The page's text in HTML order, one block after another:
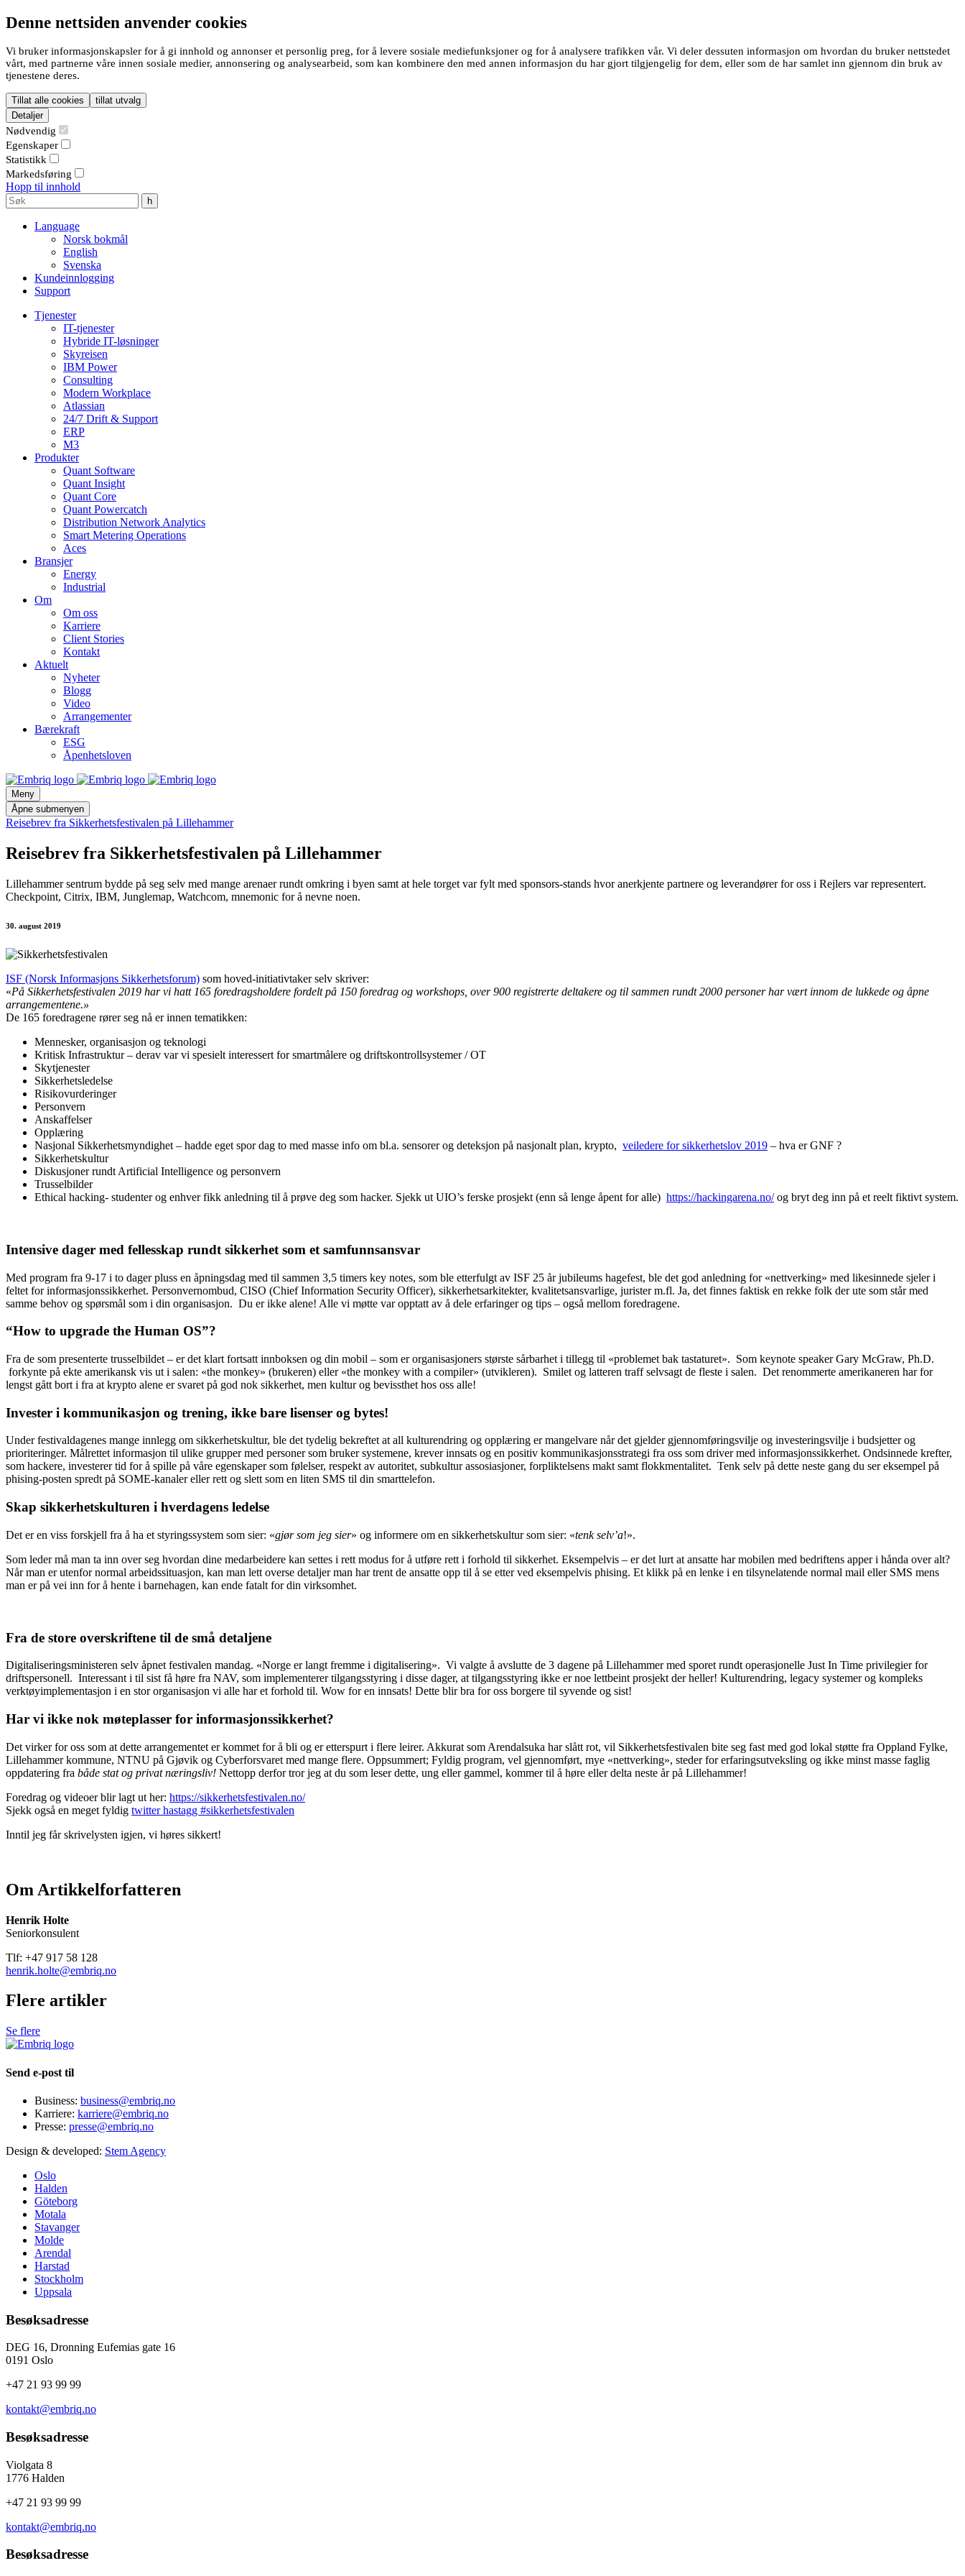
Denne nettsiden anvender cookies
Vi bruker informasjonskapsler for å gi innhold og annonser et personlig preg, for å levere sosiale mediefunksjoner og for å analysere trafikken vår. Vi deler dessuten informasjon om hvordan du bruker nettstedet
vårt, med partnerne våre innen sosiale medier, annonsering og analysearbeid, som kan kombinere den med annen informasjon du har gjort tilgjengelig for dem, eller som de har samlet inn gjennom din bruk av
tjenestene deres.
Tillat alle cookies
tillat utvalg
Detaljer
Nødvendig
Egenskaper
Statistikk
Markedsføring
Hopp til innhold
Language
Norsk bokmål
English
Svenska
Kundeinnlogging
Support
Tjenester
IT-tjenester
Hybride IT-løsninger
Skyreisen
IBM Power
Consulting
Modern Workplace
Atlassian
24/7 Drift & Support
ERP
M3
Produkter
Quant Software
Quant Insight
Quant Core
Quant Powercatch
Distribution Network Analytics
Smart Metering Operations
Aces
Bransjer
Energy
Industrial
Om
Om oss
Karriere
Client Stories
Kontakt
Aktuelt
Nyheter
Blogg
Video
Arrangementer
Bærekraft
ESG
Åpenhetsloven
Meny
Åpne submenyen
Reisebrev fra Sikkerhetsfestivalen på Lillehammer
Reisebrev fra Sikkerhetsfestivalen på Lillehammer
Lillehammer sentrum bydde på seg selv med mange arenaer rundt omkring i byen samt at hele torget var fylt med sponsors-stands hvor anerkjente partnere og leverandører for oss i Rejlers var representert.
Checkpoint, Citrix, IBM, Junglemap, Watchcom, mnemonic for å nevne noen.
30. august 2019
ISF (Norsk Informasjons Sikkerhetsforum) som hoved-initiativtaker selv skriver:
«På Sikkerhetsfestivalen 2019 har vi hatt 165 foredragsholdere fordelt på 150 foredrag og workshops, over 900 registrerte deltakere og til sammen rundt 2000 personer har vært innom de lukkede og åpne
arrangementene.»
De 165 foredragene rører seg nå er innen tematikken:
Mennesker, organisasjon og teknologi
Kritisk Infrastruktur – derav var vi spesielt interessert for smartmålere og driftskontrollsystemer / OT
Skytjenester
Sikkerhetsledelse
Risikovurderinger
Personvern
Anskaffelser
Opplæring
Nasjonal Sikkerhetsmyndighet – hadde eget spor dag to med masse info om bl.a. sensorer og deteksjon på nasjonalt plan, krypto, veiledere for sikkerhetslov 2019 – hva er GNF ?
Sikkerhetskultur
Diskusjoner rundt Artificial Intelligence og personvern
Trusselbilder
Ethical hacking- studenter og enhver fikk anledning til å prøve deg som hacker. Sjekk ut UIO’s ferske prosjekt (enn så lenge åpent for alle) https://hackingarena.no/og bryt deg inn på et reelt fiktivt system.
Intensive dager med fellesskap rundt sikkerhet som et samfunnsansvar
Med program fra 9-17 i to dager pluss en åpningsdag med til sammen 3,5 timers key notes, som ble etterfulgt av ISF 25 år jubileums hagefest, ble det god anledning for «nettverking» med likesinnede sjeler i
feltet for informasjonssikkerhet. Personvernombud, CISO (Chief Information Security Officer), sikkerhetsarkitekter, kvalitetsansvarlige, jurister m.fl. Ja, det finnes faktisk en rekke folk der ute som står med
samme behov og spørsmål som i din organisasjon. Du er ikke alene! Alle vi møtte var opptatt av å dele erfaringer og tips – også mellom foredragene.
“How to upgrade the Human OS”?
Fra de som presenterte trusselbildet – er det klart fortsatt innboksen og din mobil – som er organisasjoners største sårbarhet i tillegg til «problemet bak tastaturet». Som keynote speaker Gary McGraw, Ph.D.
forkynte på ekte amerikansk vis ut i salen: «the monkey» (brukeren) eller «the monkey with a compiler» (utvikleren). Smilet og latteren traff selvsagt de fleste i salen. Det renommerte amerikaneren har for
lengst gått bort i fra at krypto alene er svaret på god nok sikkerhet, men kultur og bevissthet hos oss alle!
Invester i kommunikasjon og trening, ikke bare lisenser og bytes!
Under festivaldagenes mange innlegg om sikkerhetskultur, ble det tydelig bekreftet at all kulturendring og opplæring er mangelvare når det gjelder gjennomføringsvilje og investeringsvilje i budsjetter og
prioriteringer. Målrettet informasjon til ulike grupper med personer som bruker systemene, krever innsats og en positiv kommunikasjonsstrategi fra oss som driver med informasjonssikkerhet. Ondsinnede krefter,
som hackere, investerer tid for å spille på våre egenskaper som følelser, respekt av autoritet, subkultur assosiasjoner, forpliktelsens makt samt flokkmentalitet. Tenk selv på dette neste gang du ser eksempel på
phising-posten spredt på SOME-kanaler eller rett og slett som en liten SMS til din smarttelefon.
Skap sikkerhetskulturen i hverdagens ledelse
Det er en viss forskjell fra å ha et styringssystem som sier: «gjør som jeg sier» og informere om en sikkerhetskultur som sier: «tenk selv’a!».
Som leder må man ta inn over seg hvordan dine medarbeidere kan settes i rett modus for å utføre rett i forhold til sikkerhet. Eksempelvis – er det lurt at ansatte har mobilen med bedriftens apper i hånda over alt?
Når man er utenfor normal arbeidssituasjon, kan man lett overse detaljer man har trent de ansatte opp til å se etter ved eksempelvis phising. Et klikk på en lenke i en tilsynelatende normal mail eller SMS mens
man er på vei inn for å hente i barnehagen, kan ende fatalt for din virksomhet.
Fra de store overskriftene til de små detaljene
Digitaliseringsministeren selv åpnet festivalen mandag. «Norge er langt fremme i digitalisering». Vi valgte å avslutte de 3 dagene på Lillehammer med sporet rundt operasjonelle Just In Time privilegier for
driftspersonell. Interessant i til sist få høre fra NAV, som implementerer tilgangsstyring i disse dager, at tilgangsstyring ikke er noe lettbeint prosjekt der heller! Kulturendring, legacy systemer og kompleks
verktøyimplementasjon i en stor organisasjon vi alle har et forhold til. Wow for en innsats! Dette blir bra for oss borgere til syvende og sist!
Har vi ikke nok møteplasser for informasjonssikkerhet?
Det virker for oss som at dette arrangementet er kommet for å bli og er etterspurt i flere leirer. Akkurat som Arendalsuka har slått rot, vil Sikkerhetsfestivalen bite seg fast med god lokal støtte fra Oppland Fylke,
Lillehammer kommune, NTNU på Gjøvik og Cyberforsvaret med mange flere. Oppsummert; Fyldig program, vel gjennomført, mye «nettverking», steder for erfaringsutveksling og ikke minst masse faglig
oppdatering fra både stat og privat næringsliv! Nettopp derfor tror jeg at du som leser dette, ung eller gammel, kommer til å høre eller delta neste år på Lillehammer!
Foredrag og videoer blir lagt ut her: https://sikkerhetsfestivalen.no/
Sjekk også en meget fyldig twitter hastagg #sikkerhetsfestivalen
Inntil jeg får skrivelysten igjen, vi høres sikkert!
Om Artikkelforfatteren
Henrik Holte
Seniorkonsulent
Tlf: +47 917 58 128
henrik.holte@embriq.no
Flere artikler
Se flere
Send e-post til
Business: business@embriq.no
Karriere: karriere@embriq.no
Presse: presse@embriq.no
Design & developed: Stem Agency
Oslo
Halden
Göteborg
Motala
Stavanger
Molde
Arendal
Harstad
Stockholm
Uppsala
Besøksadresse
DEG 16, Dronning Eufemias gate 16
0191 Oslo
+47 21 93 99 99
kontakt@embriq.no
Besøksadresse
Violgata 8
1776 Halden
+47 21 93 99 99
kontakt@embriq.no
Besøksadresse